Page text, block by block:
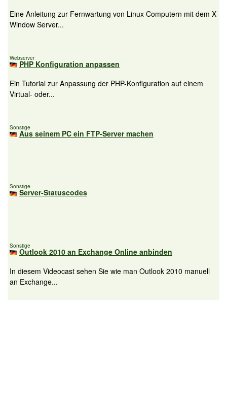
Eine Anleitung zur Fernwartung von Linux Computern mit dem X
Window Server...
Webserver
PHP Konfiguration anpassen
Ein Tutorial zur Anpassung der PHP-Konfiguration auf einem
Virtual- oder...
Sonstige
Aus seinem PC ein FTP-Server machen
Sonstige
Server-Statuscodes
Sonstige
Outlook 2010 an Exchange Online anbinden
In diesem Videocast sehen Sie wie man Outlook 2010 manuell
an Exchange...